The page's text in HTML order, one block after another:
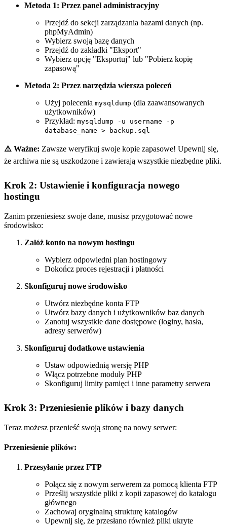
Metoda 1: Przez panel administracyjny
Przejdź do sekcji zarządzania bazami danych (np.
phpMyAdmin)
Wybierz swoją bazę danych
Przejdź do zakładki "Eksport"
Wybierz opcję "Eksportuj" lub "Pobierz kopię
zapasową"
Metoda 2: Przez narzędzia wiersza poleceń
Użyj polecenia mysqldump (dla zaawansowanych
użytkowników)
Przykład: mysqldump -u username -p
database_name > backup.sql
⚠️ Ważne: Zawsze weryfikuj swoje kopie zapasowe! Upewnij się,
że archiwa nie są uszkodzone i zawierają wszystkie niezbędne pliki.
Krok 2: Ustawienie i konfiguracja nowego
hostingu
Zanim przeniesiesz swoje dane, musisz przygotować nowe
środowisko:
Załóż konto na nowym hostingu
Wybierz odpowiedni plan hostingowy
Dokończ proces rejestracji i płatności
Skonfiguruj nowe środowisko
Utwórz niezbędne konta FTP
Utwórz bazy danych i użytkowników baz danych
Zanotuj wszystkie dane dostępowe (loginy, hasła,
adresy serwerów)
Skonfiguruj dodatkowe ustawienia
Ustaw odpowiednią wersję PHP
Włącz potrzebne moduły PHP
Skonfiguruj limity pamięci i inne parametry serwera
Krok 3: Przeniesienie plików i bazy danych
Teraz możesz przenieść swoją stronę na nowy serwer:
Przeniesienie plików:
Przesyłanie przez FTP
Połącz się z nowym serwerem za pomocą klienta FTP
Prześlij wszystkie pliki z kopii zapasowej do katalogu
głównego
Zachowaj oryginalną strukturę katalogów
Upewnij się, że przesłano również pliki ukryte